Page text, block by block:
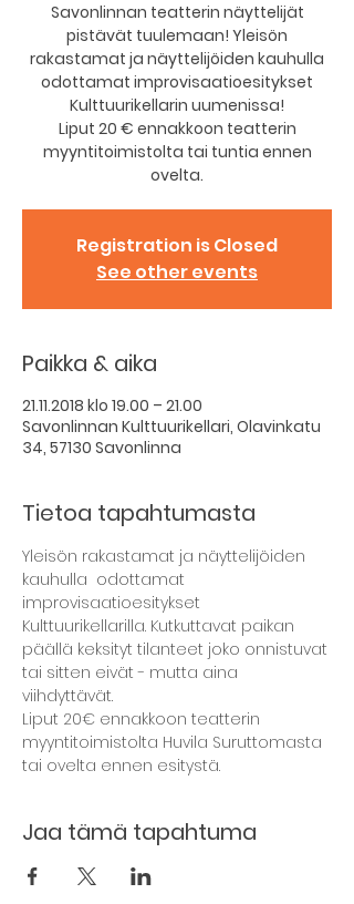
Savonlinnan teatterin näyttelijät
pistävät tuulemaan! Yleisön
rakastamat ja näyttelijöiden kauhulla
odottamat improvisaatioesitykset
Kulttuurikellarin uumenissa!
Liput 20 € ennakkoon teatterin
myyntitoimistolta tai tuntia ennen
ovelta.
Registration is Closed
See other events
Paikka & aika
21.11.2018 klo 19.00 – 21.00
Savonlinnan Kulttuurikellari, Olavinkatu
34, 57130 Savonlinna
Tietoa tapahtumasta
Yleisön rakastamat ja näyttelijöiden
kauhulla  odottamat
improvisaatioesitykset
Kulttuurikellarilla. Kutkuttavat paikan
päällä keksityt tilanteet joko onnistuvat
tai sitten eivät - mutta aina
Liput 20€ ennakkoon teatterin
myyntitoimistolta Huvila Suruttomasta
Jaa tämä tapahtuma